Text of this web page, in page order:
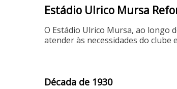
Estádio Ulrico Mursa
O Estádio Ulrico Mursa, ao longo
atender às necessidades do clube
Década de 1930